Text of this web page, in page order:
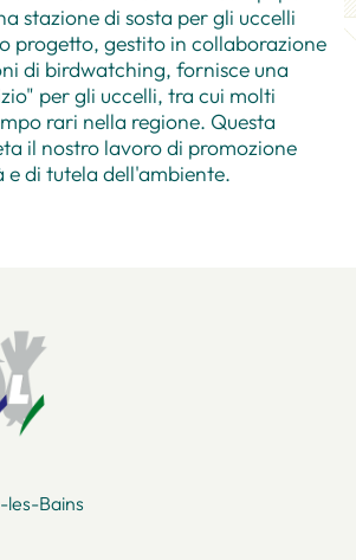
stazione di sosta per gli uccelli
progetto, gestito in collaborazione
di birdwatching, fornisce una
per gli uccelli, tra cui molti
rari nella regione. Questa
il nostro lavoro di promozione
e di tutela dell'ambiente.
les-Bains